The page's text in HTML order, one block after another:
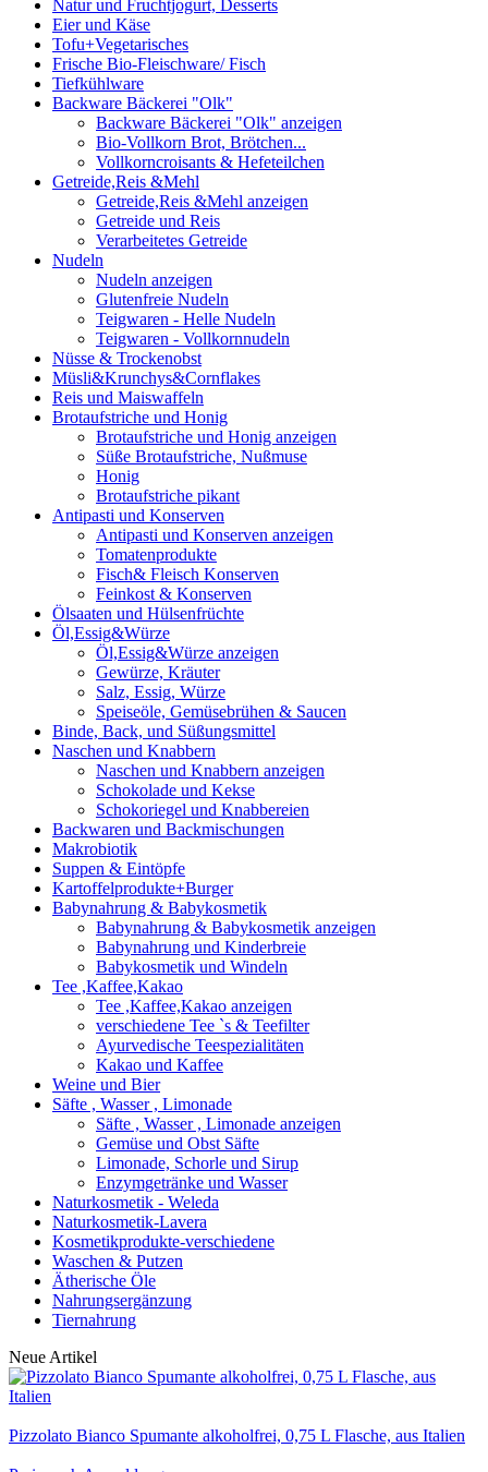
Natur und Fruchtjogurt, Desserts
Eier und Käse
Tofu+Vegetarisches
Frische Bio-Fleischware/ Fisch
Tiefkühlware
Backware Bäckerei "Olk"
Backware Bäckerei "Olk" anzeigen
Bio-Vollkorn Brot, Brötchen...
Vollkorncroisants & Hefeteilchen
Getreide,Reis &Mehl
Getreide,Reis &Mehl anzeigen
Getreide und Reis
Verarbeitetes Getreide
Nudeln
Nudeln anzeigen
Glutenfreie Nudeln
Teigwaren - Helle Nudeln
Teigwaren - Vollkornnudeln
Nüsse & Trockenobst
Müsli&Krunchys&Cornflakes
Reis und Maiswaffeln
Brotaufstriche und Honig
Brotaufstriche und Honig anzeigen
Süße Brotaufstriche, Nußmuse
Honig
Brotaufstriche pikant
Antipasti und Konserven
Antipasti und Konserven anzeigen
Tomatenprodukte
Fisch& Fleisch Konserven
Feinkost & Konserven
Ölsaaten und Hülsenfrüchte
Öl,Essig&Würze
Öl,Essig&Würze anzeigen
Gewürze, Kräuter
Salz, Essig, Würze
Speiseöle, Gemüsebrühen & Saucen
Binde, Back, und Süßungsmittel
Naschen und Knabbern
Naschen und Knabbern anzeigen
Schokolade und Kekse
Schokoriegel und Knabbereien
Backwaren und Backmischungen
Makrobiotik
Suppen & Eintöpfe
Kartoffelprodukte+Burger
Babynahrung & Babykosmetik
Babynahrung & Babykosmetik anzeigen
Babynahrung und Kinderbreie
Babykosmetik und Windeln
Tee ,Kaffee,Kakao
Tee ,Kaffee,Kakao anzeigen
verschiedene Tee `s & Teefilter
Ayurvedische Teespezialitäten
Kakao und Kaffee
Weine und Bier
Säfte , Wasser , Limonade
Säfte , Wasser , Limonade anzeigen
Gemüse und Obst Säfte
Limonade, Schorle und Sirup
Enzymgetränke und Wasser
Naturkosmetik - Weleda
Naturkosmetik-Lavera
Kosmetikprodukte-verschiedene
Waschen & Putzen
Ätherische Öle
Nahrungsergänzung
Tiernahrung
Neue Artikel
Pizzolato Bianco Spumante alkoholfrei, 0,75 L Flasche, aus Italien